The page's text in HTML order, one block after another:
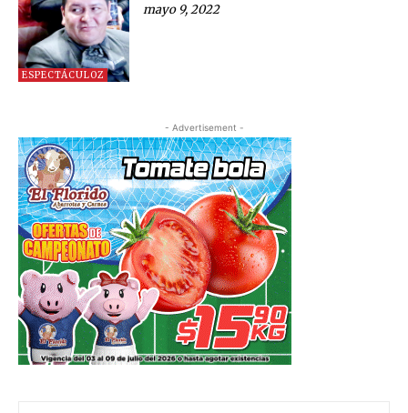
ESPECTÁCULOZ
mayo 9, 2022
- Advertisement -